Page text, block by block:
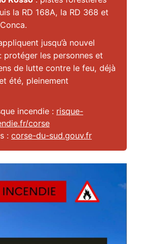
la RD 168A, la RD 368 et
jusqu’à nouvel
protéger les personnes et
de lutte contre le feu, déjà
été, pleinement
incendie : risque-
corse
: corse-du-sud.gouv.fr